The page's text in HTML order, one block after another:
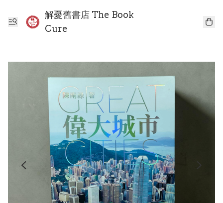
解憂舊書店 The Book
Cure